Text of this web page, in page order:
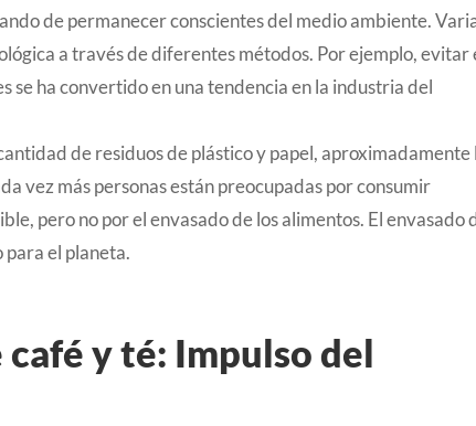
de permanecer conscientes del medio ambiente.
a través de diferentes métodos. Por ejemplo, evitar
se ha convertido en una tendencia en la industria del
de residuos de plástico y papel, aproximadamente
vez más personas están preocupadas por consumir
pero no por el envasado de los alimentos. El envasado
para el planeta.
y té: Impulso del